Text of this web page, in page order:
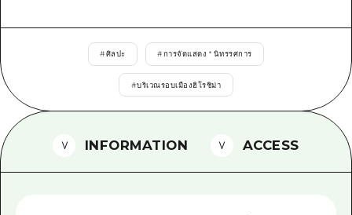
วิดีโอฮิโรชิม่า
คำถามที่พบบ่อย
ข้อมูลการขนส่งระหว่างเกิดภัยพิบัติ
#ศิลปะ #การจัดแสดง * นิทรรศการ
#บริเวณรอบเมืองฮิโรชิม่า
INFORMATION ACCESS